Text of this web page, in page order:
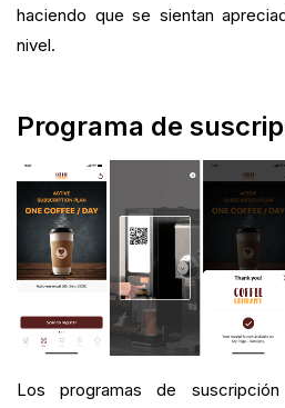
haciendo que se sientan
nivel.
Programa de
Los programas de